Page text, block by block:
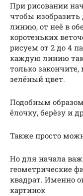
При рисовании
чтобы
линию, от неё в
коротеньких
рисуем от 2 до 4
каждую линию
только
зелёный цвет.
Подобным
ёлочку, берёзу и
Также просто
Но для начала
геометрические
квадрат. Именно
картинок